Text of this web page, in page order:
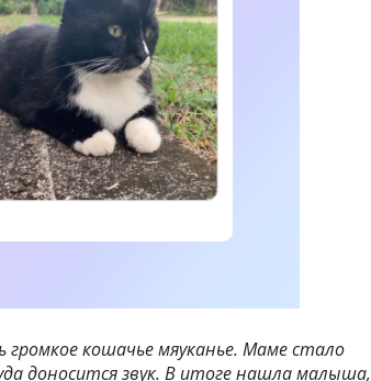
кошачье мяуканье. Маме стало
доносится звук. В итоге нашла малыша,